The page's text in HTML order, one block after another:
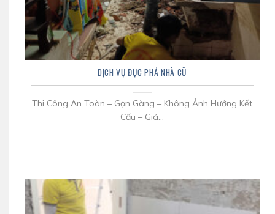
DỊCH VỤ ĐỤC PHÁ NHÀ CŨ
Thi Công An Toàn – Gọn Gàng – Không Ảnh Hưởng Kết
Cấu – Giá...